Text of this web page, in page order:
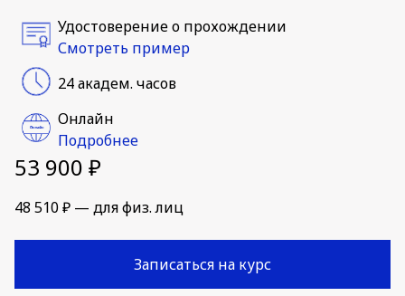
Удостоверение о прохождении
Смотреть пример
24 академ. часов
Онлайн
Подробнее
53 900 ₽
48 510 ₽ — для физ. лиц
Записаться на курс